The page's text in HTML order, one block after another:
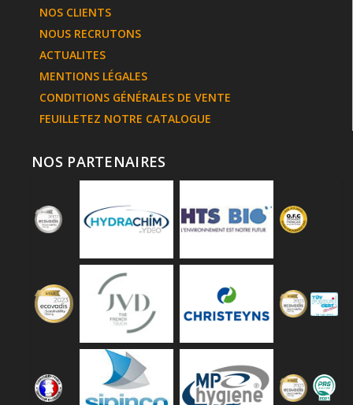
NOS CLIENTS
NOUS RECRUTONS
ACTUALITES
MENTIONS LÉGALES
CONDITIONS GÉNÉRALES DE VENTE
FEUILLETEZ NOTRE CATALOGUE
NOS PARTENAIRES